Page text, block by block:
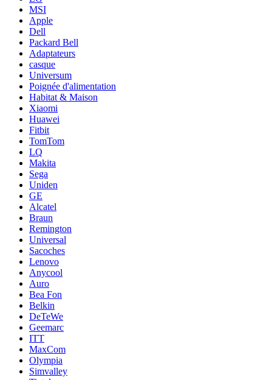
MSI
Apple
Dell
Packard Bell
Adaptateurs
casque
Universum
Poignée d'alimentation
Habitat & Maison
Xiaomi
Huawei
Fitbit
TomTom
LQ
Makita
Sega
Uniden
GE
Alcatel
Braun
Remington
Universal
Sacoches
Lenovo
Anycool
Auro
Bea Fon
Belkin
DeTeWe
Geemarc
ITT
MaxCom
Olympia
Simvalley